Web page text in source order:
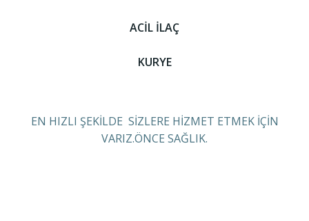
ACİL İLAÇ
KURYE
EN HIZLI ŞEKİLDE SİZLERE HİZMET ETMEK İÇİN
VARIZ.ÖNCE SAĞLIK.